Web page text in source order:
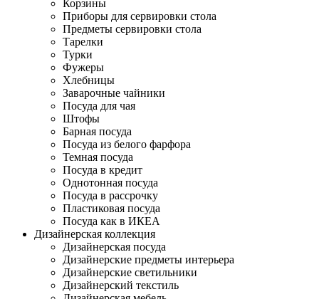
Корзины
Приборы для сервировки стола
Предметы сервировки стола
Тарелки
Турки
Фужеры
Хлебницы
Заварочные чайники
Посуда для чая
Штофы
Барная посуда
Посуда из белого фарфора
Темная посуда
Посуда в кредит
Однотонная посуда
Посуда в рассрочку
Пластиковая посуда
Посуда как в ИКЕА
Дизайнерская коллекция
Дизайнерская посуда
Дизайнерские предметы интерьера
Дизайнерские светильники
Дизайнерский текстиль